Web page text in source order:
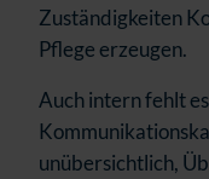
Zuständigkeiten
Pflege erzeugen.
Auch intern fehlt
unübersichtlich,